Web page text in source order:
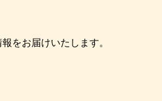
をお届けいたします。